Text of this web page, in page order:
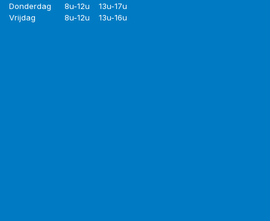
Donderdag
8u-12u
13u-17u
Vrijdag
8u-12u 13u-16u